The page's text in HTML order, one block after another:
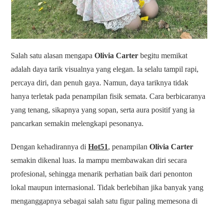
Salah satu alasan mengapaOlivia Carter begitu memikat
adalah daya tarik visualnya yang elegan. Ia selalu tampil rapi,
percaya diri, dan penuh gaya. Namun, daya tariknya tidak
hanya terletak pada penampilan fisik semata. Cara berbicaranya
yang tenang, sikapnya yang sopan, serta aura positif yang ia
pancarkan semakin melengkapi pesonanya.
Dengan kehadirannya diHot51, penampilanOlivia Carter
semakin dikenal luas. Ia mampu membawakan diri secara
profesional, sehingga menarik perhatian baik dari penonton
lokal maupun internasional. Tidak berlebihan jika banyak yang
menganggapnya sebagai salah satu figur paling memesona di